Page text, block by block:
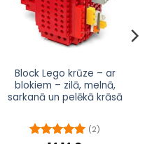
Block Lego krūze – ar
blokiem – zilā, melnā,
sarkanā un pelēkā krāsā
(2)
This
product
has
variants.